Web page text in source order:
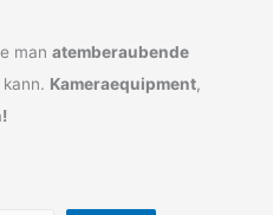
manatemberaubende
Kameraequipment,